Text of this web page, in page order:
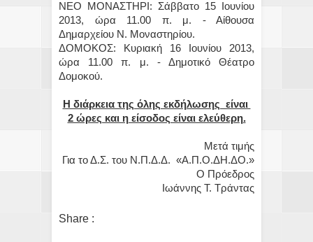
ΝΕΟ ΜΟΝΑΣΤΗΡΙ: Σάββατο 15 Ιουνίου
2013, ώρα 11.00 π. μ. - Αίθουσα
Δημαρχείου Ν. Μοναστηρίου.
ΔΟΜΟΚΟΣ: Κυριακή 16 Ιουνίου 2013,
ώρα 11.00 π. μ. - Δημοτικό Θέατρο
Δομοκού.
Η διάρκεια της όλης εκδήλωσης είναι
2 ώρες και η είσοδος είναι ελεύθερη.
Μετά τιμής
Για το Δ.Σ. του Ν.Π.Δ.Δ. «Α.Π.Ο.ΔΗ.ΔΟ.»
Ο Πρόεδρος
Ιωάννης Τ. Τράντας
Share :